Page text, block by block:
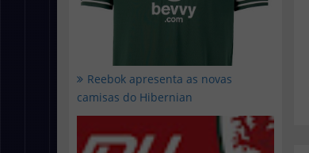
Reebok apresenta as novas
camisas do Hibernian